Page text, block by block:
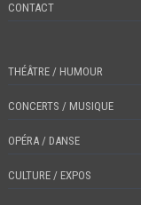
CONTACT
THÉÂTRE / HUMOUR
CONCERTS / MUSIQUE
OPÉRA / DANSE
CULTURE / EXPOS